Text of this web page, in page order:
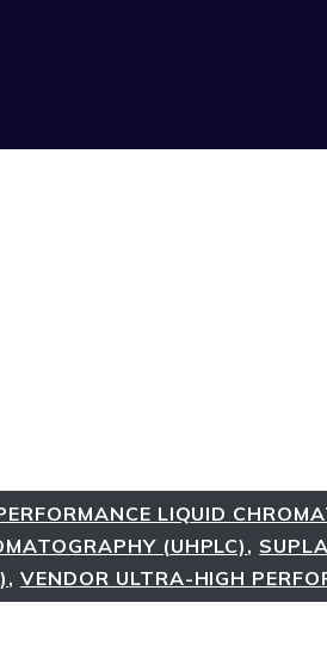
LIQUID
(UHPLC) ,
,VENDOR ULTRA-HIGH